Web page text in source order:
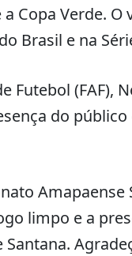
Copa Verde. O
Brasil e na
Futebol (FAF),
do
Amapaense
limpo e a